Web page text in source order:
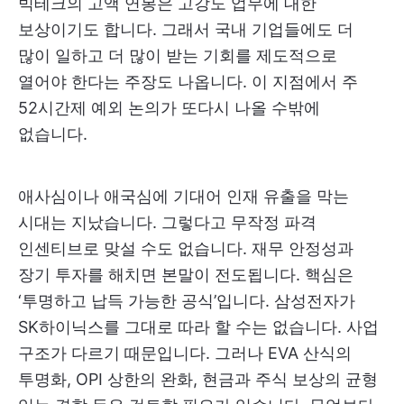
보상이기도 합니다. 그래서 국내 기업들에도 더
많이 일하고 더 많이 받는 기회를 제도적으로
열어야 한다는 주장도 나옵니다. 이 지점에서 주
52시간제 예외 논의가 또다시 나올 수밖에
없습니다.
애사심이나 애국심에 기대어 인재 유출을 막는
시대는 지났습니다. 그렇다고 무작정 파격
인센티브로 맞설 수도 없습니다. 재무 안정성과
장기 투자를 해치면 본말이 전도됩니다. 핵심은
‘투명하고 납득 가능한 공식’입니다. 삼성전자가
SK하이닉스를 그대로 따라 할 수는 없습니다. 사업
구조가 다르기 때문입니다. 그러나 EVA 산식의
투명화, OPI 상한의 완화, 현금과 주식 보상의 균형